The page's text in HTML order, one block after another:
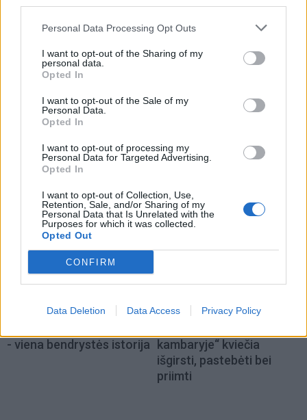
Personal Data Processing Opt Outs
I want to opt-out of the Sharing of my
personal data.
Opted In
I want to opt-out of the Sale of my
Personal Data.
Opted In
I want to opt-out of processing my
Personal Data for Targeted Advertising.
Opted In
I want to opt-out of Collection, Use,
Retention, Sale, and/or Sharing of my
Personal Data that Is Unrelated with the
Purposes for which it was collected.
Opted Out
CONFIRM
Data Deletion Data Access Privacy Policy
Kultūra
Kaip gerai miestiečiai
pažįsta kultūrinę
Klaipėdą: rezultatas
nustebino
Kultūra
sostų karai (93)
Klaipėdos festivalis:
- viena bendrystės istorija
Iki skausmo atviras
kambaryje“ kviečia
išgirsti, pastebėti bei
priimti